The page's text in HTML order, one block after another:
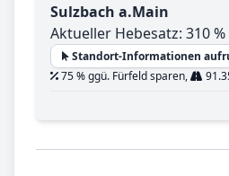
Sulzbach a.Main
Aktueller Hebesatz: 310 %
Standort-Informationen
75 % ggü. Fürfeld sparen,